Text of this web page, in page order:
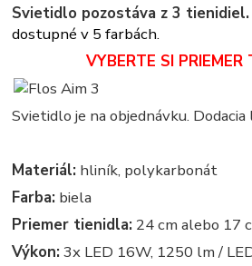
Svietidlo pozostáva z 3
dostupné v 5 farbách.
VYBERTE SI PRIEMER
Svietidlo je na objednávku.
Materiál: hliník, polykarbonát
Farba: biela
Priemer tienidla: 24 cm alebo 17
Výkon: 3x LED 16W, 1250 lm /